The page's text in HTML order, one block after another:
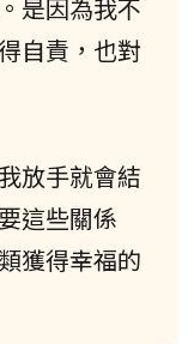
是因為我不
自責，也對
放手就會結
這些關係
獲得幸福的